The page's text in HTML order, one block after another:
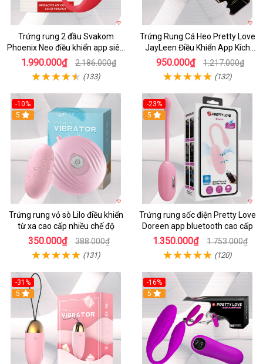
Trứng rung 2 đầu Svakom
Phoenix Neo điều khiển app siêu
phê
1.990.000₫ 2.186.000₫
(133)
Trứng Rung Cá Heo Pretty Love
JayLeen Điều Khiển App Kích
Thích
950.000₫ 1.217.000₫
(132)
-10%
5
Trứng rung vỏ sò Lilo điều khiển
từ xa cao cấp nhiều chế độ
350.000₫ 388.000₫
(131)
-23%
5
Trứng rung sốc điện Pretty Love
Doreen app bluetooth cao cấp
1.350.000₫ 1.753.000₫
(120)
-31%
5
-16%
5